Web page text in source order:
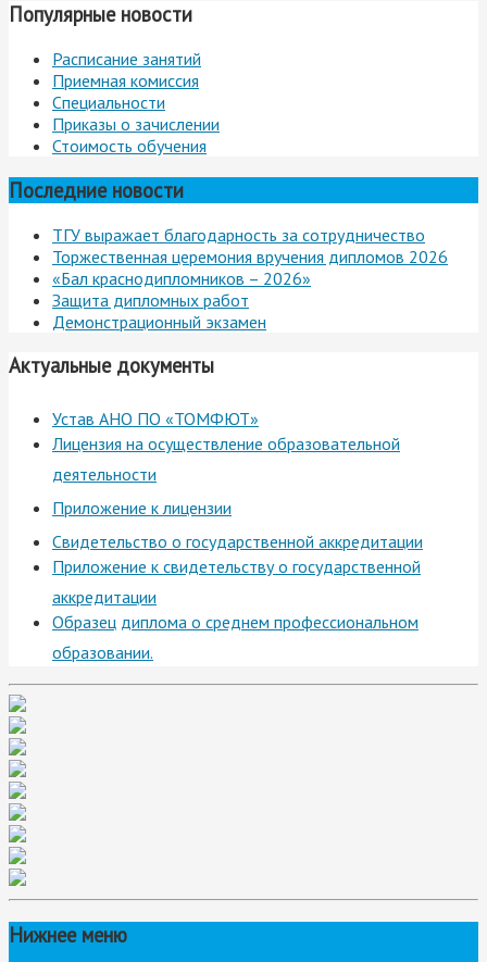
Популярные новости
Расписание занятий
Приемная комиссия
Специальности
Приказы о зачислении
Стоимость обучения
Последние новости
ТГУ выражает благодарность за сотрудничество
Торжественная церемония вручения дипломов 2026
«Бал краснодипломников – 2026»
Защита дипломных работ
Демонстрационный экзамен
Актуальные документы
Устав АНО ПО «ТОМФЮТ»
Лицензия на осуществление образовательной
деятельности
Приложение к лицензии
Свидетельство о государственной аккредитации
Приложение к свидетельству о государственной
аккредитации
Образец диплома о среднем профессиональном
образовании.
Нижнее меню